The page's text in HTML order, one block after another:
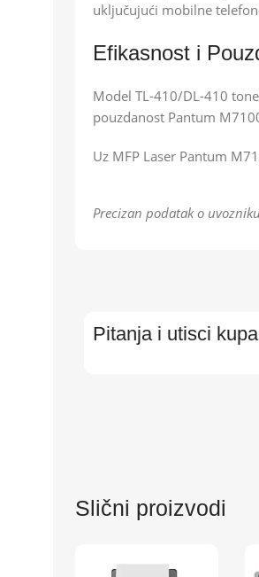
uključujući mobilne
Efikasnost i
Model TL-410/DL-410
pouzdanost Pantum
Uz MFP Laser Pantum
Precizan podatak o
Pitanja i utisci
Slični proizvodi